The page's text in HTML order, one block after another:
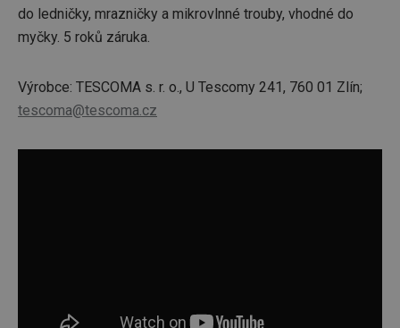
do ledničky, mrazničky a mikrovlnné trouby, vhodné do
myčky. 5 roků záruka.
Výrobce: TESCOMA s. r. o., U Tescomy 241, 760 01 Zlín;
tescoma@tescoma.cz